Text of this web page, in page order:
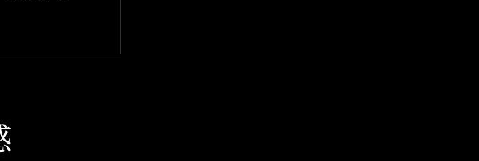
在感とは
ポイント
を伝授